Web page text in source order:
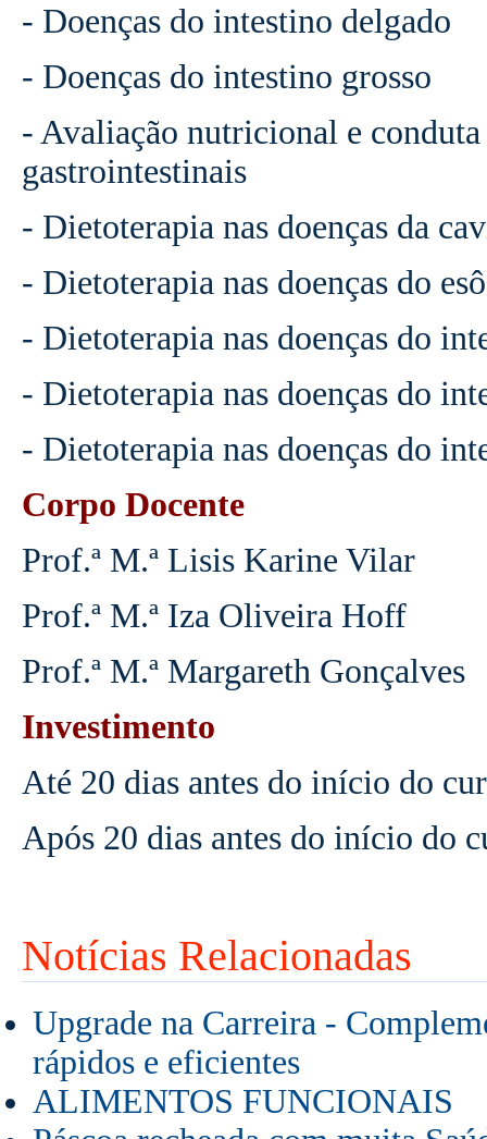
- Doenças do intestino delgado
- Doenças do intestino grosso
- Avaliação nutricional e
gastrointestinais
- Dietoterapia nas doenças da
- Dietoterapia nas doenças do
- Dietoterapia nas doenças do
- Dietoterapia nas doenças do
- Dietoterapia nas doenças do
Corpo Docente
Prof.ª M.ª Lisis Karine Vilar
Prof.ª M.ª Iza Oliveira Hoff
Prof.ª M.ª Margareth Gonçalves
Investimento
Até 20 dias antes do início do
Após 20 dias antes do início do
Notícias Relacionadas
Upgrade na Carreira -
rápidos e eficientes
ALIMENTOS FUNCIONAIS